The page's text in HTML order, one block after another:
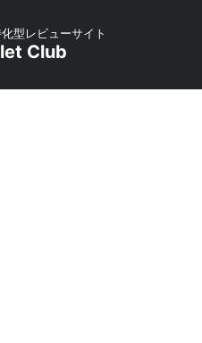
型レビューサイト
Club